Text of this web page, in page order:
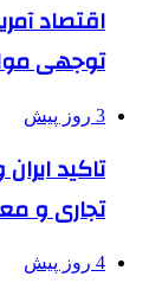
اقتصاد
توجهی
3 روز پیش
تاکید
تجاری و
4 روز پیش